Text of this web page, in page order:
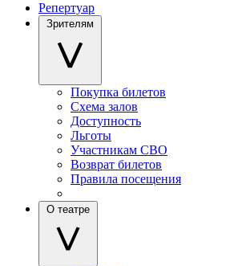
Репертуар
Зрителям
Покупка билетов
Схема залов
Доступность
Льготы
Участникам СВО
Возврат билетов
Правила посещения
О театре